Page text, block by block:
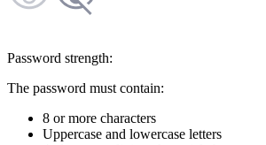
Password strength:
The password must contain:
8 or more characters
Uppercase and lowercase letters